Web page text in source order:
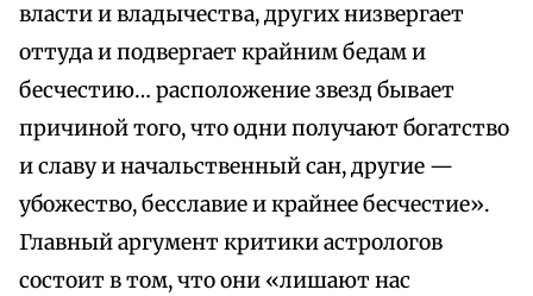
власти и владычества, других низвергает
оттуда и подвергает крайним бедам и
бесчестию… расположение звезд бывает
причиной того, что одни получают богатство
и славу и начальственный сан, другие —
убожество, бесславие и крайнее бесчестие».
Главный аргумент критики астрологов
состоит в том, что они «лишают нас